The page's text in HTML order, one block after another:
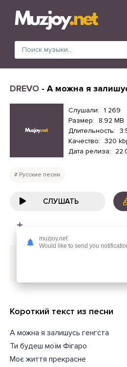
DREVO - А можна я
Слушали: 1 269
Размер:
8.92 MB
Длительность:
Качество: 320
Дата релиза:
Русские песни
СЛУШАТЬ
Короткий текст из песни
А можна я залишусь генгста
Ти будеш моїм Фігаро
Моє життя прекрасне
muzjoy.net
Would like to send you